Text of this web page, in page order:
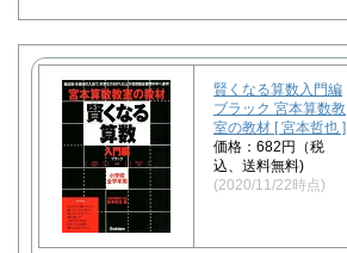
賢くなる算数入門編
ブラック 宮本算数教
室の教材 [ 宮本哲也 ]
価格：682円（税
込、送料無料)
(2020/11/22時点)